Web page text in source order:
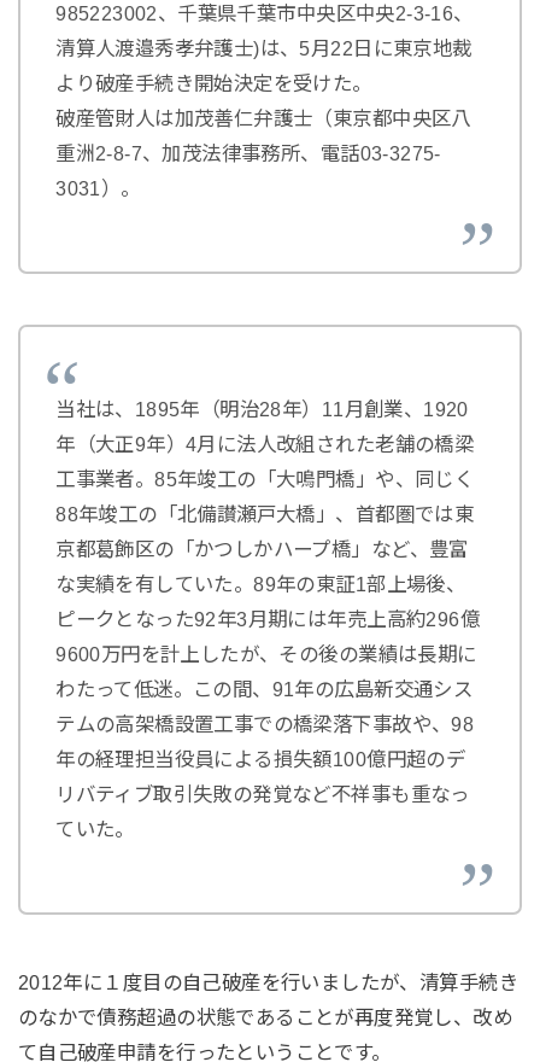
985223002、千葉県千葉市中央区中央2-3-16、
清算人渡邉秀孝弁護士)は、5月22日に東京地裁
より破産手続き開始決定を受けた。
破産管財人は加茂善仁弁護士（東京都中央区八
重洲2-8-7、加茂法律事務所、電話03-3275-
3031）。
当社は、1895年（明治28年）11月創業、1920
年（大正9年）4月に法人改組された老舗の橋梁
工事業者。85年竣工の「大鳴門橋」や、同じく
88年竣工の「北備讃瀬戸大橋」、首都圏では東
京都葛飾区の「かつしかハープ橋」など、豊富
な実績を有していた。89年の東証1部上場後、
ピークとなった92年3月期には年売上高約296億
9600万円を計上したが、その後の業績は長期に
わたって低迷。この間、91年の広島新交通シス
テムの高架橋設置工事での橋梁落下事故や、98
年の経理担当役員による損失額100億円超のデ
リバティブ取引失敗の発覚など不祥事も重なっ
ていた。
2012年に１度目の自己破産を行いましたが、清算手続き
のなかで債務超過の状態であることが再度発覚し、改め
て自己破産申請を行ったということです。